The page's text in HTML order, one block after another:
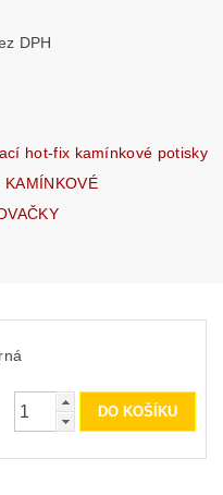
Kč bez DPH
hot-fix kamínkové potisky